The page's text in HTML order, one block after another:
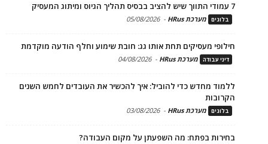
7 עמודי התווך שיש להציב בבסיס תהליך הגיוס ומיתוג המעסיק
בלוגים מערכת HRus -
05/08/2026
חילופי מעסיקים תחת אותו גג: חובת שימוע וחלף הודעה מוקדמת
דיני עבודה מערכת HRus -
04/08/2026
ללמוד מחדש כדי להוביל: איך להכשיר את העובדים לחמש השנים
הקרובות
בלוגים מערכת HRus -
03/08/2026
בחירות בפתח: מה השפעתן על מקום העבודה?